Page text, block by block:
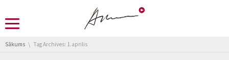
You are here:
Sākums Tag Archives: 1.aprilis